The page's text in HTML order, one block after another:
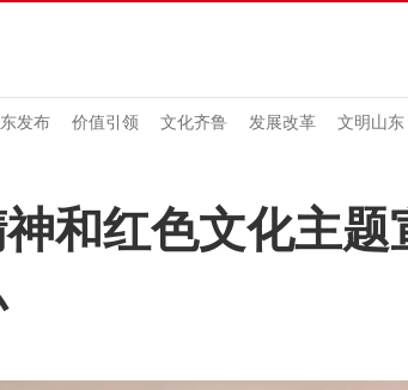
发布 价值引领 文化齐鲁 发展改革 文明山东
和红色文化主题